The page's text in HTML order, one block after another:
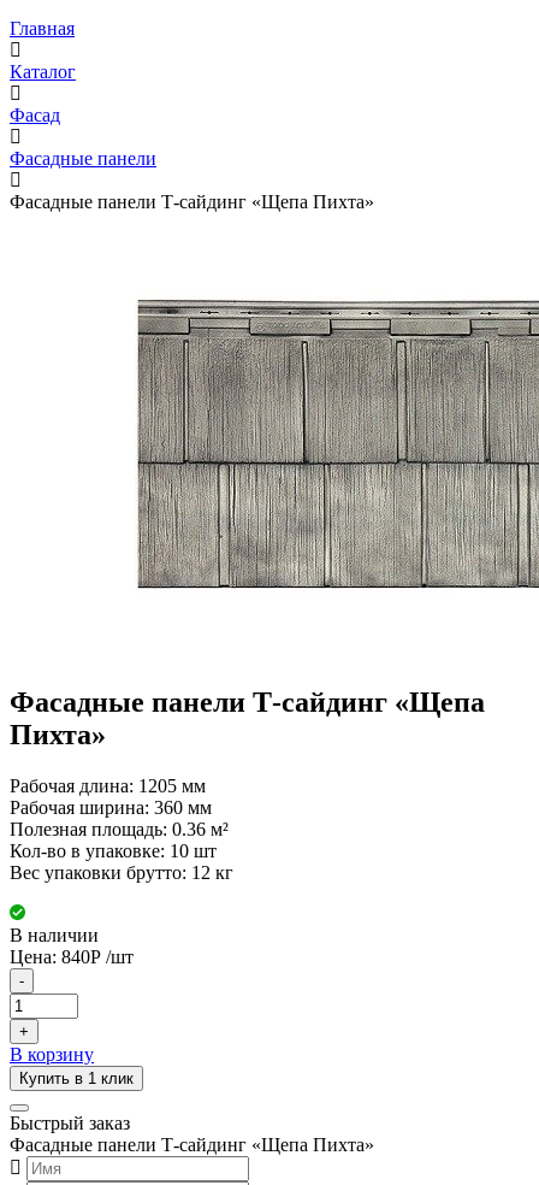
Главная
Каталог
Фасад
Фасадные панели
Фасадные панели Т-сайдинг «Щепа Пихта»
Фасадные панели Т-сайдинг «Щепа
Пихта»
Рабочая длина: 1205 мм
Рабочая ширина: 360 мм
Полезная площадь: 0.36 м²
Кол-во в упаковке: 10 шт
Вес упаковки брутто: 12 кг
В наличии
Цена: 840Р /шт
-
+
В корзину
Купить в 1 клик
Быстрый заказ
Фасадные панели Т-сайдинг «Щепа Пихта»